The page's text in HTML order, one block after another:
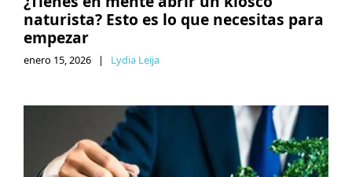
naturista? Esto es lo que necesitas para
empezar
enero 15, 2026 | Lydia Leija